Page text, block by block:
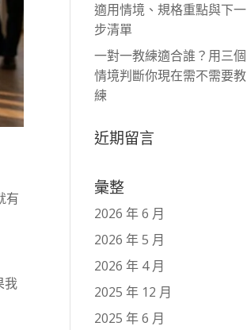
有
我
適用情境、規格重點與下一
步清單
一對一教練適合誰？用三個
情境判斷你現在需不需要教
練
近期留言
彙整
2026 年 6 月
2026 年 5 月
2026 年 4 月
2025 年 12 月
2025 年 6 月